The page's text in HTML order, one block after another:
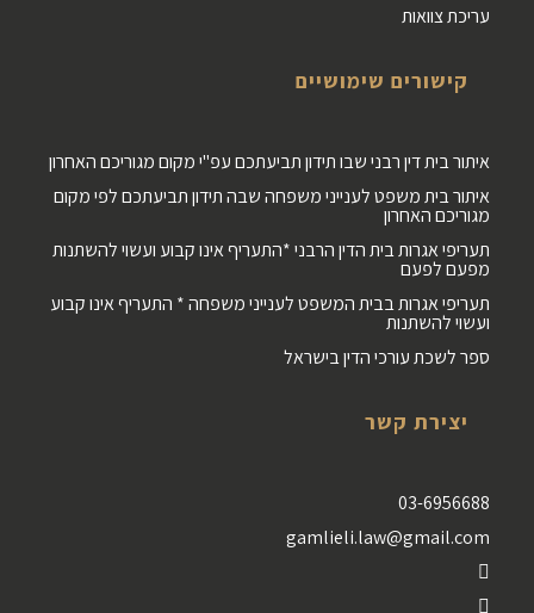
עריכת צוואות
קישורים שימושיים
איתור בית דין רבני שבו תידון תביעתכם עפ"י מקום מגוריכם האחרון
איתור בית משפט לענייני משפחה שבה תידון תביעתכם לפי מקום
מגוריכם האחרון
תעריפי אגרות בית הדין הרבני *התעריף אינו קבוע ועשוי להשתנות
מפעם לפעם
תעריפי אגרות בבית המשפט לענייני משפחה * התעריף אינו קבוע
ועשוי להשתנות
ספר לשכת עורכי הדין בישראל
יצירת קשר
03-6956688
gamlieli.law@gmail.com